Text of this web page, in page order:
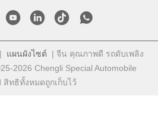
| แผนผังไซต์ | จีน คุณภาพดี รถดับเพลิง
2026 Chengli Special Automobile
สิทธิทั้งหมดถูกเก็บไว้